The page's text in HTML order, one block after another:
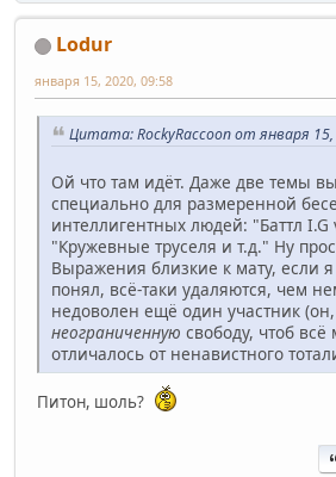
Lodur
января 15, 2020, 09:58
Цитата: RockyRaccoon от января 15,
Ой что там идёт. Даже две темы
специально для размеренной
интеллигентных людей: "Баттл
"Кружевные труселя и т.д." Ну
Выражения близкие к мату, если
понял, всё-таки удаляются, чем
недоволен ещё один участник
неограниченную свободу, чтоб
отличалось от ненавистного
Питон, шоль?